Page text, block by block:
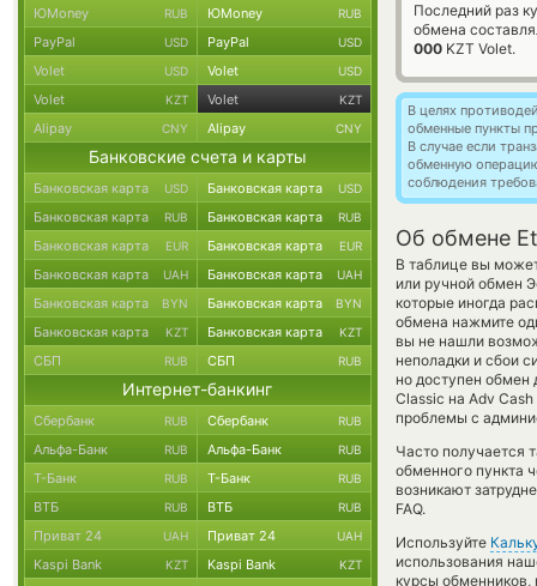
Последний раз
обмена
000 KZT Volet.
В целях
обменные пункты
В случае если
обменную
соблюдения
Об обмене
В таблице вы
или ручной обмен
которые иногда
обмена нажмите
вы не нашли
неполадки и сбои
но доступен
Classic на Adv
проблемы с
Часто получается
обменного пункта
возникают
FAQ.
Используйте
использования
курсы
ЮMoney RUB ЮMoney RUB
PayPal USD PayPal USD
Volet USD Volet USD
Volet KZT Volet KZT
Alipay CNY Alipay CNY
Банковские счета и карты
Банковская карта USD Банковская карта USD
Банковская карта RUB Банковская карта RUB
Банковская карта EUR Банковская карта EUR
Банковская карта UAH Банковская карта UAH
Банковская карта BYN Банковская карта BYN
Банковская карта KZT Банковская карта KZT
СБП RUB СБП RUB
Интернет-банкинг
Сбербанк RUB Сбербанк RUB
Альфа-Банк RUB Альфа-Банк RUB
Т-Банк RUB Т-Банк RUB
ВТБ RUB ВТБ RUB
Приват 24 UAH Приват 24 UAH
Kaspi Bank KZT Kaspi Bank KZT